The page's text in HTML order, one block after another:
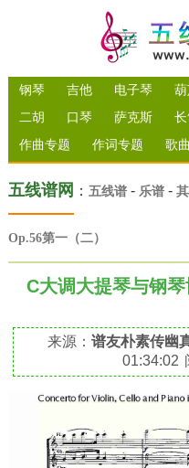
钢琴 吉他 电子琴
二胡
口琴 萨克斯
作曲专题
作词专题 歌
五线谱网 ： 五线谱- 乐谱-
Op.56第一（二）
C大调大提琴与钢琴
来源： 谱友朴素传幽
01:34:02